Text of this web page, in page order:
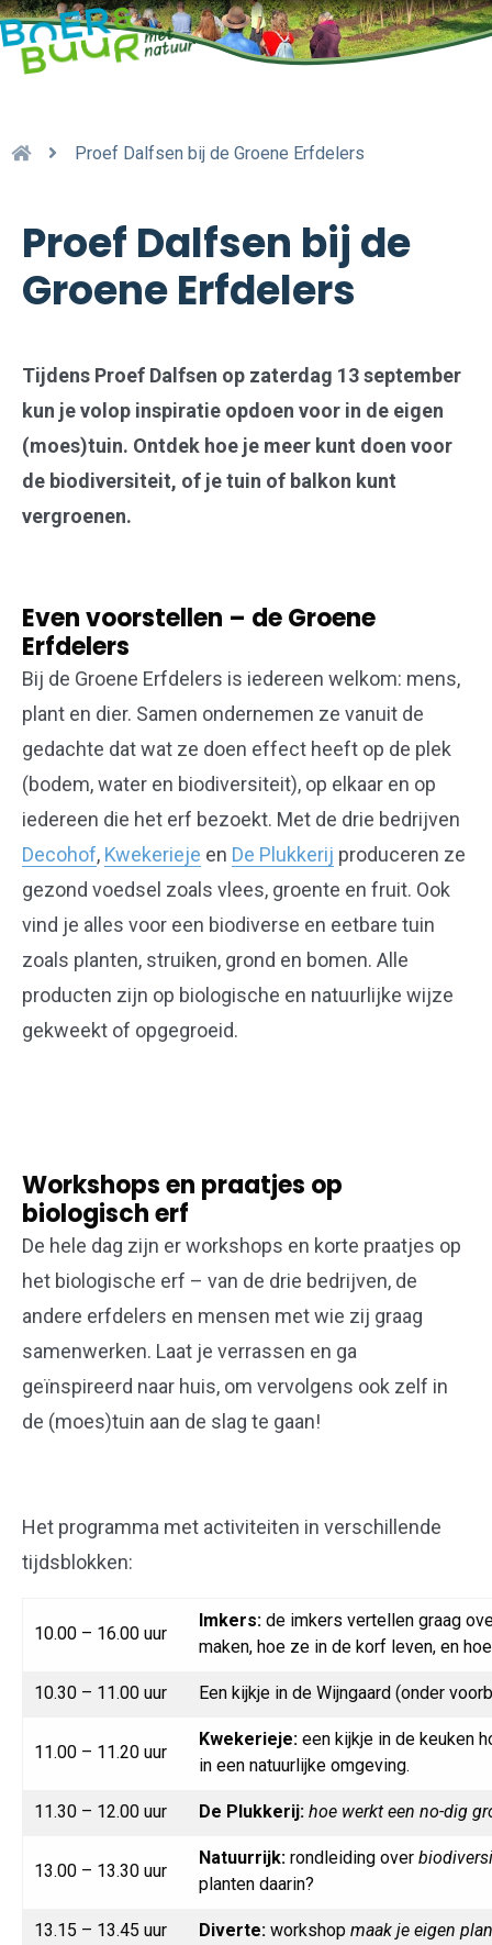
Proef Dalfsen bij de Groene Erfdelers
Proef Dalfsen bij de
Groene Erfdelers
Tijdens Proef Dalfsen op zaterdag 13 september
kun je volop inspiratie opdoen voor in de eigen
(moes)tuin. Ontdek hoe je meer kunt doen voor
de biodiversiteit, of je tuin of balkon kunt
vergroenen.
Even voorstellen – de Groene
Erfdelers
Bij de Groene Erfdelers is iedereen welkom: mens,
plant en dier. Samen ondernemen ze vanuit de
gedachte dat wat ze doen effect heeft op de plek
(bodem, water en biodiversiteit), op elkaar en op
iedereen die het erf bezoekt. Met de drie bedrijven
Decohof, Kwekerieje en De Plukkerij produceren ze
gezond voedsel zoals vlees, groente en fruit. Ook
vind je alles voor een biodiverse en eetbare tuin
zoals planten, struiken, grond en bomen. Alle
producten zijn op biologische en natuurlijke wijze
gekweekt of opgegroeid.
Workshops en praatjes op
biologisch erf
De hele dag zijn er workshops en korte praatjes op
het biologische erf – van de drie bedrijven, de
andere erfdelers en mensen met wie zij graag
samenwerken. Laat je verrassen en ga
geïnspireerd naar huis, om vervolgens ook zelf in
de (moes)tuin aan de slag te gaan!
Het programma met activiteiten in verschillende
tijdsblokken:
10.00 – 16.00 uur
Imkers: de imkers vertellen graag
maken, hoe ze in de korf leven, en
10.30 – 11.00 uur Een kijkje in de Wijngaard (onder
11.00 – 11.20 uur
Kwekerieje: een kijkje in de keuken
in een natuurlijke omgeving.
11.30 – 12.00 uur De Plukkerij: hoe werkt een no-dig
13.00 – 13.30 uur
Natuurrijk: rondleiding over
planten daarin?
13.15 – 13.45 uur Diverte: workshop maak je eigen